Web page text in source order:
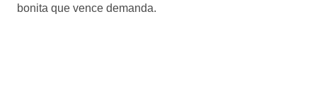
bonita que vence demanda.